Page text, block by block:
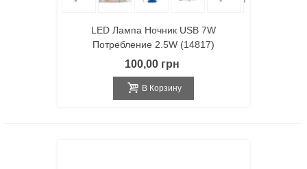
LED Лампа Ночник USB 7W
Потребление 2.5W (14817)
100,00 грн
В Корзину